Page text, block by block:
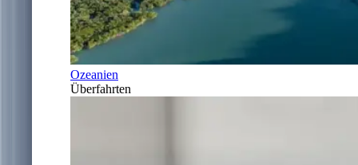
Ozeanien
Überfahrten